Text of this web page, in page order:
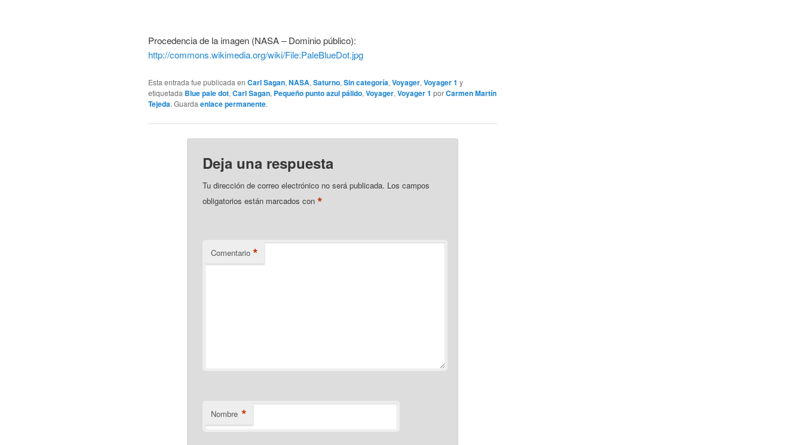
Procedencia de la imagen (NASA – Dominio público):
http://commons.wikimedia.org/wiki/File:PaleBlueDot.jpg
Esta entrada fue publicada en Carl Sagan, NASA, Saturno, Sin categoría, Voyager, Voyager 1 y
etiquetada Blue pale dot, Carl Sagan, Pequeño punto azul pálido, Voyager, Voyager 1 porCarmen Martín
Tejeda. Guarda enlace permanente.
Deja una respuesta
Tu dirección de correo electrónico no será publicada. Los campos
obligatorios están marcados con *
Comentario *
Nombre *